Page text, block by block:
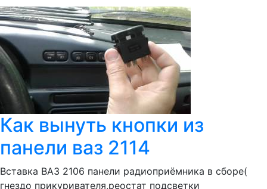
Как вынуть кнопки из
панели ваз 2114
Вставка ВАЗ 2106 панели радиоприёмника в сборе(
гнездо прикуривателя,реостат подсветки